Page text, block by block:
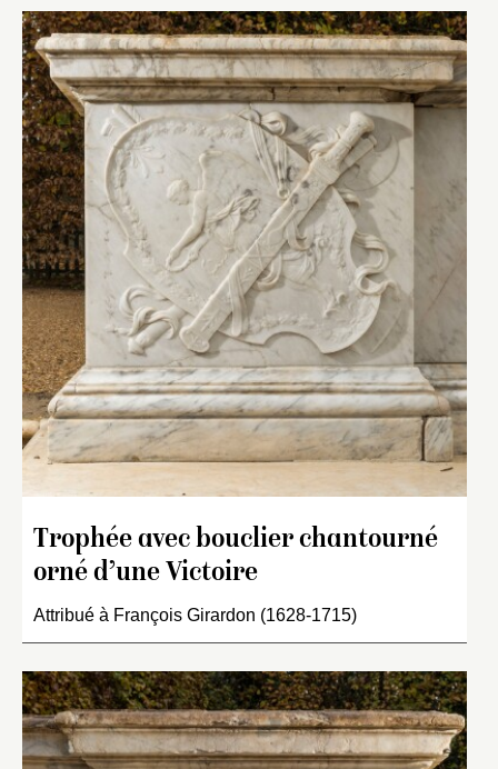
Trophée avec bouclier chantourné
orné d’une Victoire
Attribué à François Girardon (1628-1715)